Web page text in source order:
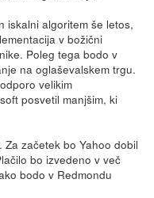
iskalni algoritem še letos,
v božični
Poleg tega bodo v
na oglaševalskem trgu.
velikim
posvetil manjšim, ki
začetek bo Yahoo dobil
bo izvedeno v več
bodo v Redmondu